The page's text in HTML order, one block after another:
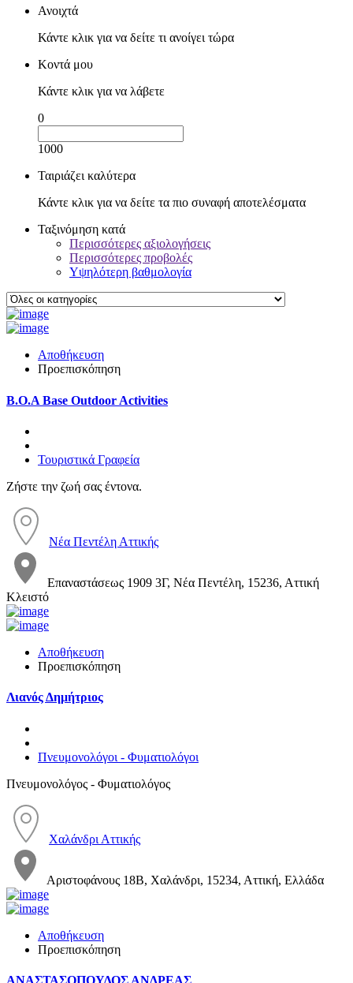
Ανοιχτά
Κάντε κλικ για να δείτε τι ανοίγει τώρα
Κοντά μου
Κάντε κλικ για να λάβετε
0
1000
Ταιριάζει καλύτερα
Κάντε κλικ για να δείτε τα πιο συναφή αποτελέσματα
Ταξινόμηση κατά
Περισσότερες αξιολογήσεις
Περισσότερες προβολές
Υψηλότερη βαθμολογία
Αποθήκευση
Προεπισκόπηση
B.O.A Base Outdoor Activities
Τουριστικά Γραφεία
Ζήστε την ζωή σας έντονα.
Νέα Πεντέλη Αττικής
Επαναστάσεως 1909 3Γ, Νέα Πεντέλη, 15236, Αττική
Κλειστό
Αποθήκευση
Προεπισκόπηση
Λιανός Δημήτριος
Πνευμονολόγοι - Φυματιολόγοι
Πνευμονολόγος - Φυματιολόγος
Χαλάνδρι Αττικής
Αριστοφάνους 18Β, Χαλάνδρι, 15234, Αττική, Ελλάδα
Αποθήκευση
Προεπισκόπηση
ΑΝΑΣΤΑΣΟΠΟΥΛΟΣ ΑΝΔΡΕΑΣ